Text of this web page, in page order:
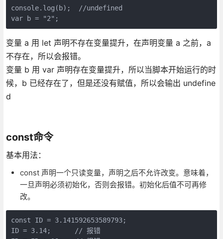
console.log(b);  //undefined
变量 a 用 let 声明不存在变量提升，在声明变量 a 之前，a
不存在，所以会报错。
变量 b 用 var 声明存在变量提升，所以当脚本开始运行的时
候，b 已经存在了，但是还没有赋值，所以会输出 undefine
d
const命令
基本用法：
const 声明一个只读变量，声明之后不允许改变。意味着，
一旦声明必须初始化，否则会报错。初始化后值不可再修
改。
const ID = 3.141592653589793;
ID = 3.14;      // 报错